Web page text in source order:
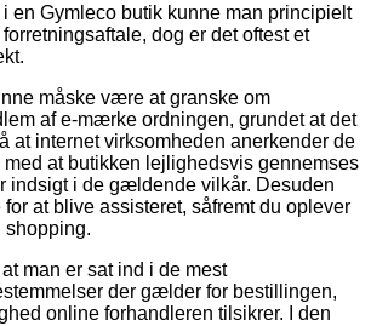
i en Gymleco butik kunne man principielt
dog er det oftest et
måske være at granske om
af e-mærke ordningen, grundet at det
at internet virksomheden anerkender de
at butikken lejlighedsvis gennemses
indsigt i de gældende vilkår. Desuden
at blive assisteret, såfremt du oplever
shopping.
man er sat ind i de mest
der gælder for bestillingen,
online forhandleren tilsikrer. I den